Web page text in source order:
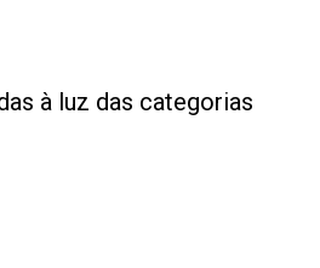
à luz das categorias